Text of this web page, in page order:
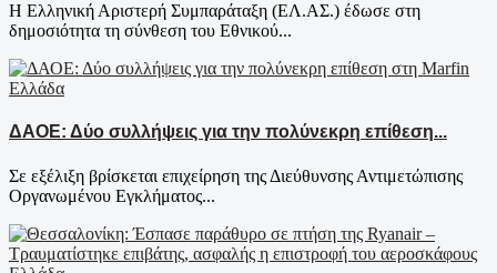
Η Ελληνική Αριστερή Συμπαράταξη (ΕΛ.ΑΣ.) έδωσε στη
δημοσιότητα τη σύνθεση του Εθνικού...
Ελλάδα
ΔΑΟΕ: Δύο συλλήψεις για την πολύνεκρη επίθεση...
Σε εξέλιξη βρίσκεται επιχείρηση της Διεύθυνσης Αντιμετώπισης
Οργανωμένου Εγκλήματος...